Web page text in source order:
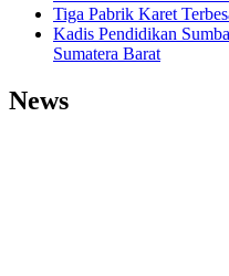
Tiga Pabrik Karet
Kadis Pendidikan
Sumatera Barat
News